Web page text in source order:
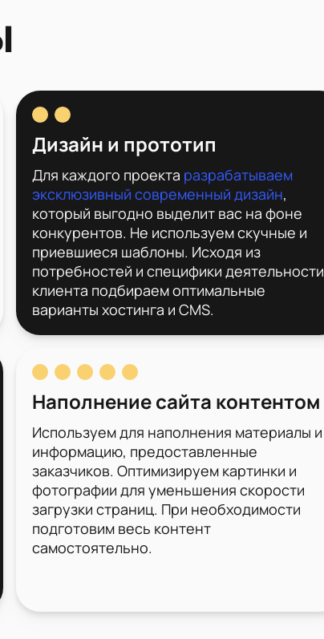
Дизайн и прототип
Для каждого проекта разрабатываем
эксклюзивный современный дизайн,
который выгодно выделит вас на фоне
конкурентов. Не используем скучные и
приевшиеся шаблоны. Исходя из
потребностей и специфики деятельности
клиента подбираем оптимальные
варианты хостинга и CMS.
Наполнение сайта контентом
Используем для наполнения материалы и
информацию, предоставленные
заказчиков. Оптимизируем картинки и
фотографии для уменьшения скорости
загрузки страниц. При необходимости
подготовим весь контент
самостоятельно.